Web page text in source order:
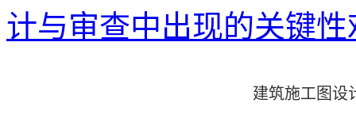
计与审查中出现的关键性
建筑施工图设